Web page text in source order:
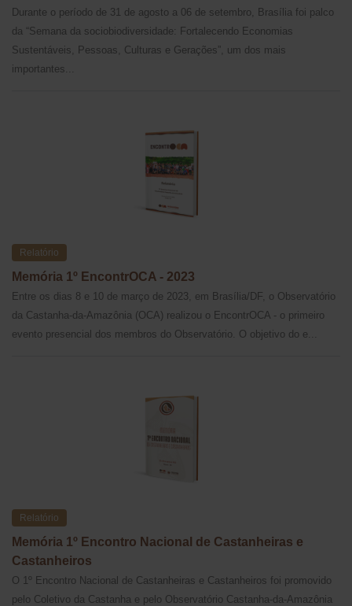
Durante o período de 31 de agosto a 06 de setembro, Brasília foi palco
da “Semana da sociobiodiversidade: Fortalecendo Economias
Sustentáveis, Pessoas, Culturas e Gerações”, um dos mais
importantes...
Relatório
Memória 1º EncontrOCA - 2023
Entre os dias 8 e 10 de março de 2023, em Brasília/DF, o Observatório
da Castanha-da-Amazônia (OCA) realizou o EncontrOCA - o primeiro
evento presencial dos membros do Observatório. O objetivo do e...
Relatório
Memória 1º Encontro Nacional de Castanheiras e
Castanheiros
O 1º Encontro Nacional de Castanheiras e Castanheiros foi promovido
pelo Coletivo da Castanha e pelo Observatório Castanha-da-Amazônia